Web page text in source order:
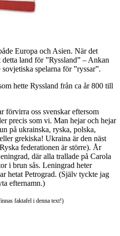
Europa och Asien. När det
land för ”Ryssland” – Ankan
spelarna för ”ryssar”.
hette Ryssland från ca år 800 till
förvirra oss svenskar eftersom
precis som vi. Man hejar och hejar
på ukrainska, ryska, polska,
grekiska! Ukraina är den näst
federationen är större). År
där alla trallade på Carola
i brun sås. Leningrad heter
hetat Petrograd. (Själv tyckte jag
efternamn.)
faktafel i denna text!)